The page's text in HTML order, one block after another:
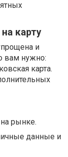
карту
и
вам нужно:
карта.
рынке.
данные и